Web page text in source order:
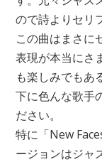
ので詩よりセリ
この曲はまさに
表現が本当にさ
も楽しみでもあ
下に色んな歌手
ださい。
特に「New
ージョンはジャ